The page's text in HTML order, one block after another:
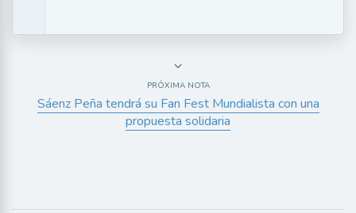
PRÓXIMA NOTA
Sáenz Peña tendrá su Fan Fest Mundialista con una
propuesta solidaria